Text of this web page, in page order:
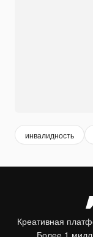
инвалидность
Креативная
Более 1